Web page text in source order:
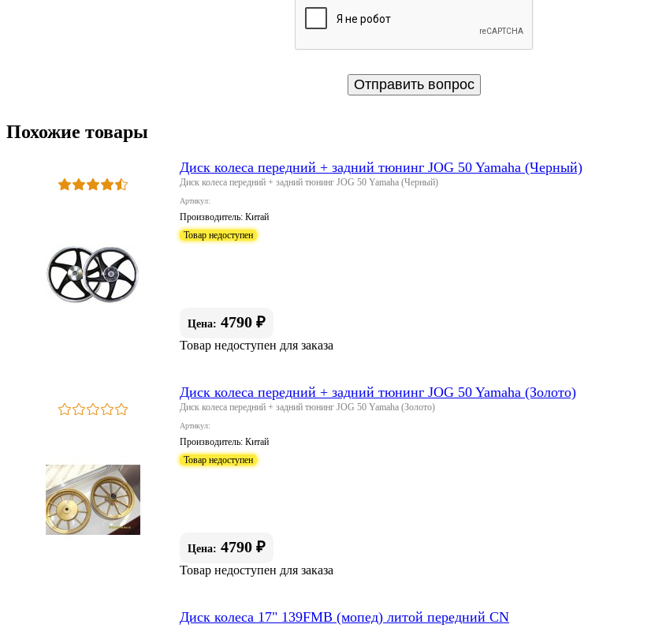
Похожие товары
Диск колеса передний + задний тюнинг JOG 50 Yamaha (Черный)
Диск колеса передний + задний тюнинг JOG 50 Yamaha (Черный)
Артикул:
Производитель: Китай
Товар недоступен
Цена: 4790 ₽
Товар недоступен для заказа
Диск колеса передний + задний тюнинг JOG 50 Yamaha (Золото)
Диск колеса передний + задний тюнинг JOG 50 Yamaha (Золото)
Артикул:
Производитель: Китай
Товар недоступен
Цена: 4790 ₽
Товар недоступен для заказа
Диск колеса 17" 139FMB (мопед) литой передний CN